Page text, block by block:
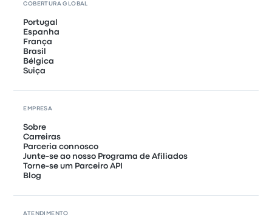
COBERTURA GLOBAL
Portugal
Espanha
França
Brasil
Bélgica
Suiça
EMPRESA
Sobre
Carreiras
Parceria connosco
Junte-se ao nosso Programa de Afiliados
Torne-se um Parceiro API
Blog
ATENDIMENTO